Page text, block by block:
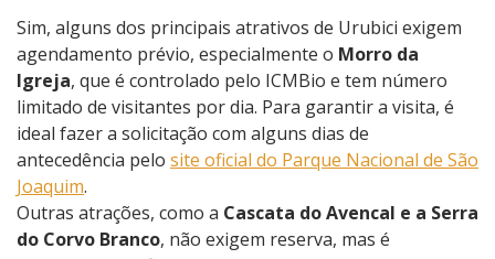
Sim, alguns dos principais atrativos de Urubici exigem
agendamento prévio, especialmente o Morro da
Igreja, que é controlado pelo ICMBio e tem número
limitado de visitantes por dia. Para garantir a visita, é
ideal fazer a solicitação com alguns dias de
antecedência pelo site oficial do Parque Nacional de São
Joaquim.
Outras atrações, como a Cascata do Avencal e a Serra
do Corvo Branco, não exigem reserva, mas é